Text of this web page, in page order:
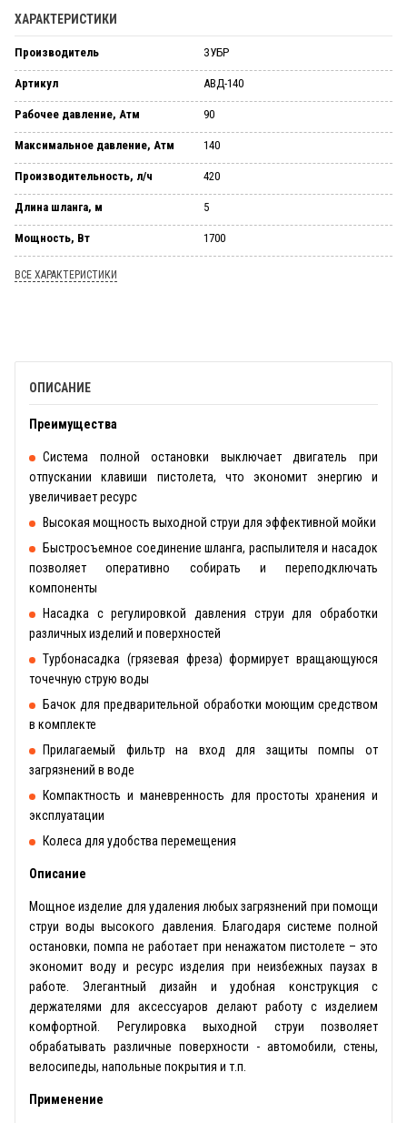
ХАРАКТЕРИСТИКИ
Производитель ЗУБР
Артикул АВД-140
Рабочее давление, Атм 90
Максимальное давление, Атм 140
Производительность, л/ч 420
Длина шланга, м 5
Мощность, Вт 1700
ВСЕ ХАРАКТЕРИСТИКИ
ОПИСАНИЕ
Преимущества
Система полной остановки выключает двигатель при
отпускании клавиши пистолета, что экономит энергию и
увеличивает ресурс
Высокая мощность выходной струи для эффективной мойки
Быстросъемное соединение шланга, распылителя и насадок
позволяет оперативно собирать и переподключать
компоненты
Насадка с регулировкой давления струи для обработки
различных изделий и поверхностей
Турбонасадка (грязевая фреза) формирует вращающуюся
точечную струю воды
Бачок для предварительной обработки моющим средством
в комплекте
Прилагаемый фильтр на вход для защиты помпы от
загрязнений в воде
Компактность и маневренность для простоты хранения и
эксплуатации
Колеса для удобства перемещения
Описание
Мощное изделие для удаления любых загрязнений при помощи
струи воды высокого давления. Благодаря системе полной
остановки, помпа не работает при ненажатом пистолете – это
экономит воду и ресурс изделия при неизбежных паузах в
работе. Элегантный дизайн и удобная конструкция с
держателями для аксессуаров делают работу с изделием
комфортной. Регулировка выходной струи позволяет
обрабатывать различные поверхности - автомобили, стены,
велосипеды, напольные покрытия и т.п.
Применение